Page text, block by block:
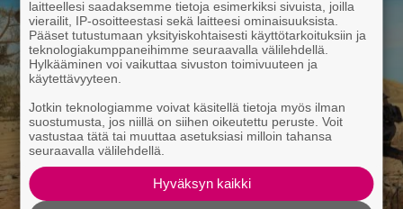
laitteellesi saadaksemme tietoja esimerkiksi sivuista, joilla
vierailit, IP-osoitteestasi sekä laitteesi ominaisuuksista.
Pääset tutustumaan yksityiskohtaisesti käyttötarkoituksiin ja
teknologiakumppaneihimme seuraavalla välilehdellä.
Hylkääminen voi vaikuttaa sivuston toimivuuteen ja
käytettävyyteen.
Jotkin teknologiamme voivat käsitellä tietoja myös ilman
suostumusta, jos niillä on siihen oikeutettu peruste. Voit
vastustaa tätä tai muuttaa asetuksiasi milloin tahansa
seuraavalla välilehdellä.
Hyväksyn kaikki